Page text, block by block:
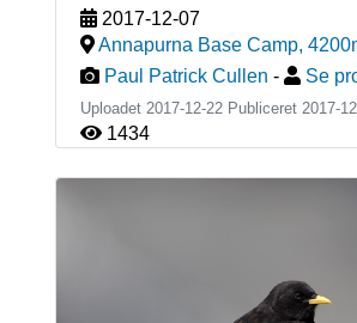
2017-12-07
Annapurna Base Camp,
Paul Patrick Cullen - Se
Uploadet 2017-12-22 Publiceret 2017-
1434